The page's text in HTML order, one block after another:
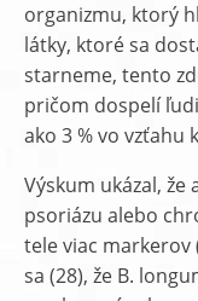
organizmu, ktorý
látky, ktoré sa
starneme, tento
pričom dospelí
ako 3 % vo vzťahu
Výskum ukázal,
psoriázu alebo
tele viac markerov
sa (28), že B.